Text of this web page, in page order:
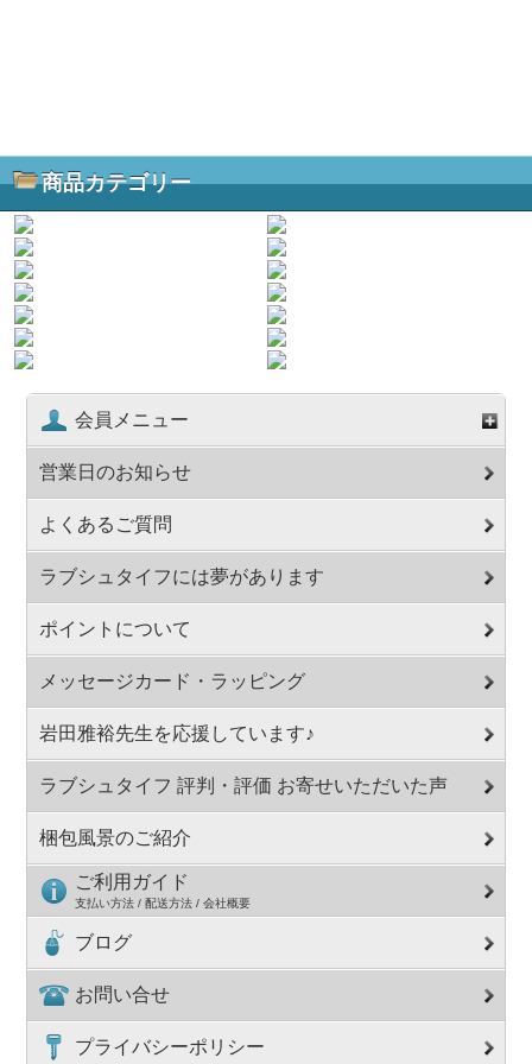
商品カテゴリー
会員メニュー
営業日のお知らせ
よくあるご質問
ラブシュタイフには夢があります
ポイントについて
メッセージカード・ラッピング
岩田雅裕先生を応援しています♪
ラブシュタイフ 評判・評価 お寄せいただいた声
梱包風景のご紹介
ご利用ガイド
支払い方法 / 配送方法 / 会社概要
ブログ
お問い合せ
プライバシーポリシー